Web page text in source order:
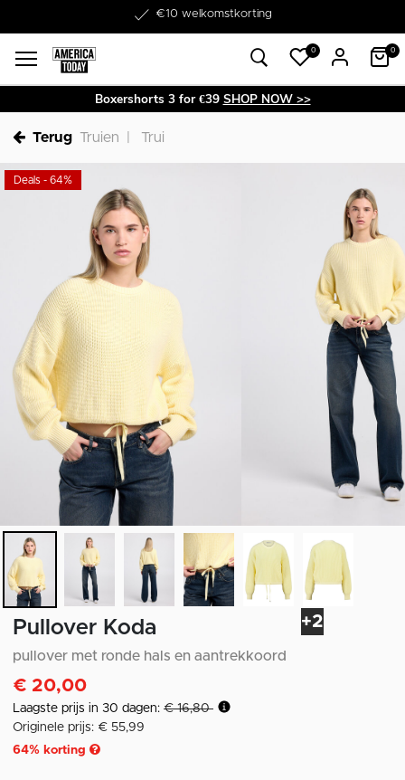
€10 welkomstkorting
Word lid van onze Member Club!
0 0
Boxershorts 3 for €39 SHOP NOW >>
Terug Truien Trui
+2
Deals - 64%
Pullover Koda
pullover met ronde hals en aantrekkoord
€ 20,00
Laagste prijs in 30 dagen: € 16,80
Originele prijs: € 55,99
64% korting